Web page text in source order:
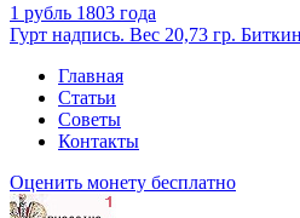
1 рубль 1803 года
Гурт надпись. Вес 20,73 гр.
Главная
Статьи
Советы
Контакты
Оценить монету бесплатно